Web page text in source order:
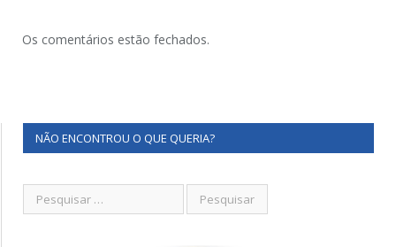
Os comentários estão fechados.
NÃO ENCONTROU O QUE QUERIA?